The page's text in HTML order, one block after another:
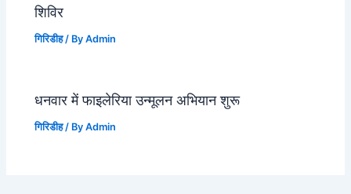
शिविर
गिरिडीह/ ByAdmin
धनवार में फाइलेरिया उन्मूलन अभियान शुरू
गिरिडीह/ ByAdmin